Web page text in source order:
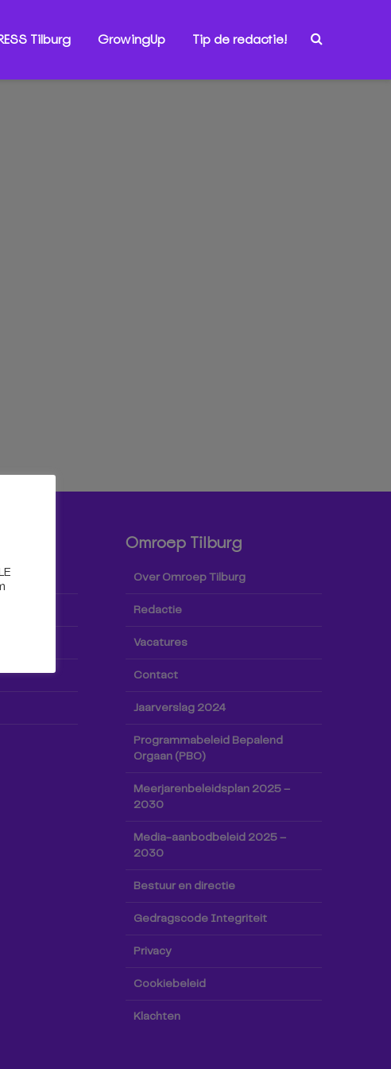
Tilburg GrowingUp Tip de redactie!
Omroep Tilburg
Over Omroep Tilburg
Redactie
Vacatures
Contact
Jaarverslag 2024
Programmabeleid Bepalend
Orgaan (PBO)
Meerjarenbeleidsplan 2025 –
2030
Media-aanbodbeleid 2025 –
2030
Bestuur en directie
Gedragscode Integriteit
Privacy
Cookiebeleid
Klachten